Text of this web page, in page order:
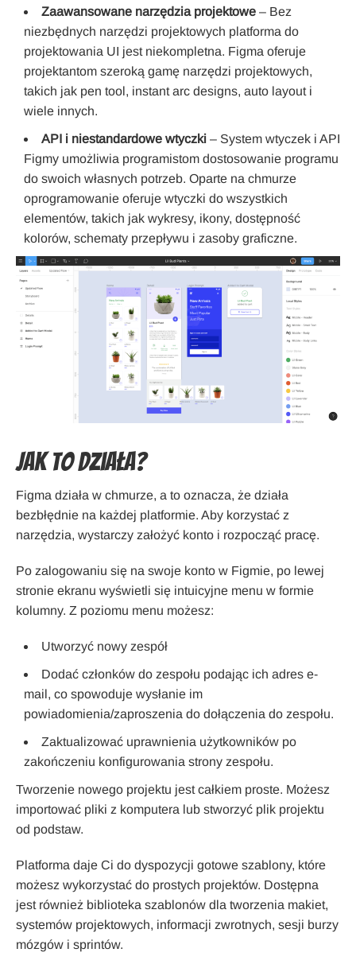
Zaawansowane narzędzia projektowe – Bez
niezbędnych narzędzi projektowych platforma do
projektowania UI jest niekompletna. Figma oferuje
projektantom szeroką gamę narzędzi projektowych,
takich jak pen tool, instant arc designs, auto layout i
wiele innych.
API i niestandardowe wtyczki – System wtyczek i API
Figmy umożliwia programistom dostosowanie programu
do swoich własnych potrzeb. Oparte na chmurze
oprogramowanie oferuje wtyczki do wszystkich
elementów, takich jak wykresy, ikony, dostępność
kolorów, schematy przepływu i zasoby graficzne.
Jak to działa?
Figma działa w chmurze, a to oznacza, że działa
bezbłędnie na każdej platformie. Aby korzystać z
narzędzia, wystarczy założyć konto i rozpocząć pracę.
Po zalogowaniu się na swoje konto w Figmie, po lewej
stronie ekranu wyświetli się intuicyjne menu w formie
kolumny. Z poziomu menu możesz:
Utworzyć nowy zespół
Dodać członków do zespołu podając ich adres e-
mail, co spowoduje wysłanie im
powiadomienia/zaproszenia do dołączenia do zespołu.
Zaktualizować uprawnienia użytkowników po
zakończeniu konfigurowania strony zespołu.
Tworzenie nowego projektu jest całkiem proste. Możesz
importować pliki z komputera lub stworzyć plik projektu
od podstaw.
Platforma daje Ci do dyspozycji gotowe szablony, które
możesz wykorzystać do prostych projektów. Dostępna
jest również biblioteka szablonów dla tworzenia makiet,
systemów projektowych, informacji zwrotnych, sesji burzy
mózgów i sprintów.